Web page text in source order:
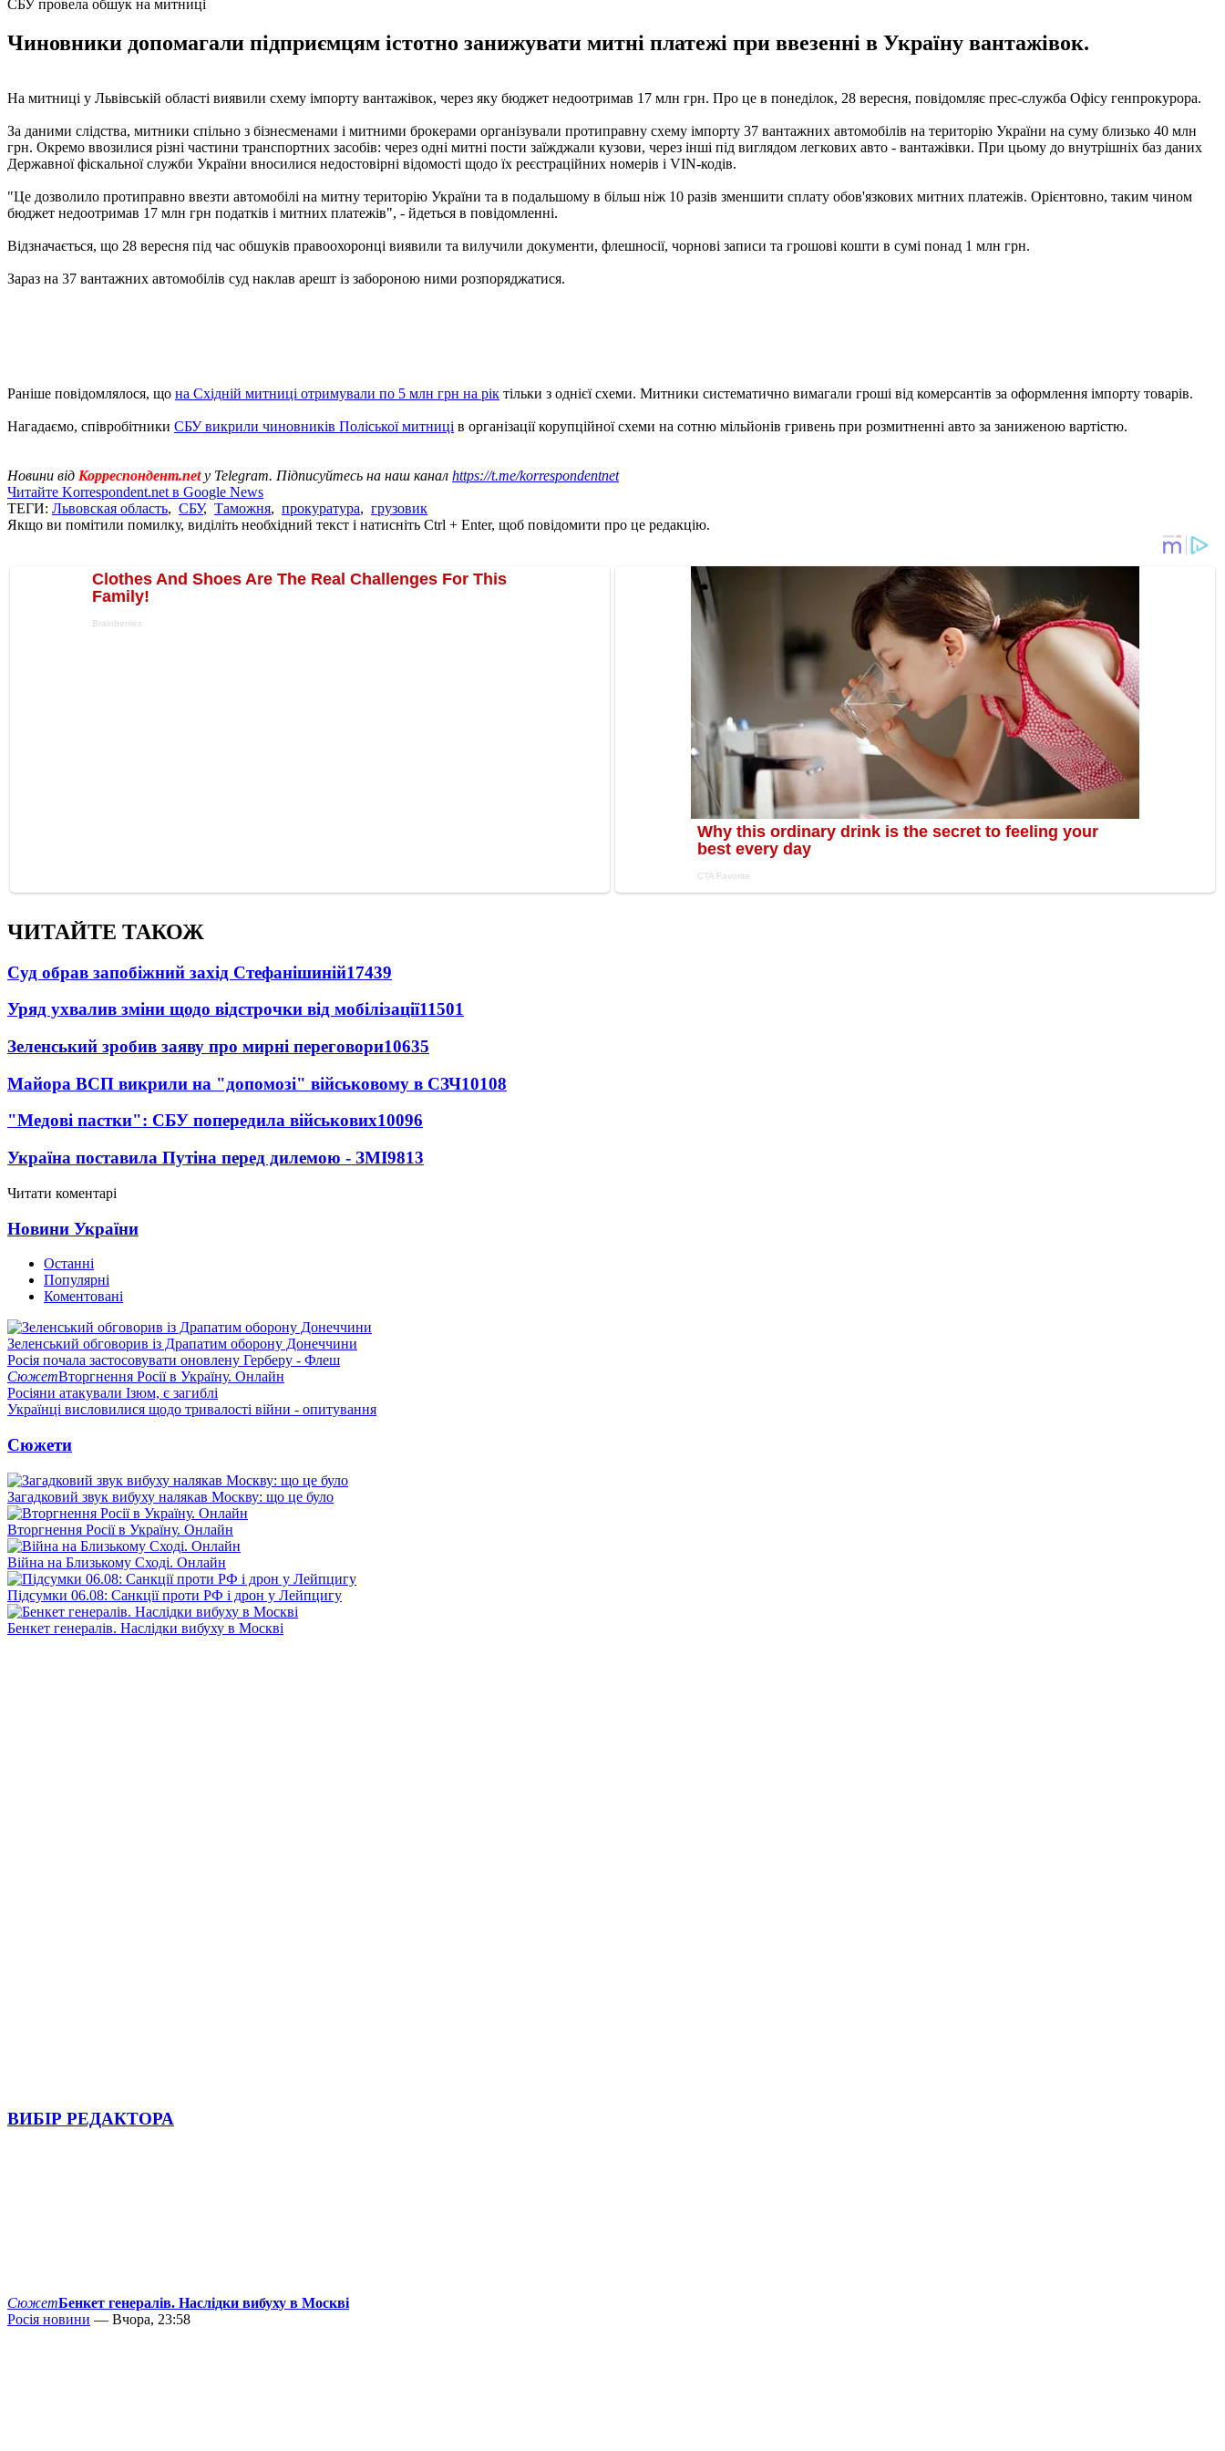
СБУ провела обшук на митниці
Чиновники допомагали підприємцям істотно занижувати митні платежі при ввезенні в Україну вантажівок.
На митниці у Львівській області виявили схему імпорту вантажівок, через яку бюджет недоотримав 17 млн ​​грн. Про це в понеділок, 28 вересня, повідомляє прес-служба Офісу генпрокурора.
За даними слідства, митники спільно з бізнесменами і митними брокерами організували протиправну схему імпорту 37 вантажних автомобілів на територію України на суму близько 40 млн
грн. Окремо ввозилися різні частини транспортних засобів: через одні митні пости заїжджали кузови, через інші під виглядом легкових авто - вантажівки. При цьому до внутрішніх баз даних
Державної фіскальної служби України вносилися недостовірні відомості щодо їх реєстраційних номерів і VIN-кодів.
"Це дозволило протиправно ввезти автомобілі на митну територію України та в подальшому в більш ніж 10 разів зменшити сплату обов'язкових митних платежів. Орієнтовно, таким чином
бюджет недоотримав 17 млн ​​грн податків і митних платежів", - йдеться в повідомленні.
Відзначається, що 28 вересня під час обшуків правоохоронці виявили та вилучили документи, флешносії, чорнові записи та грошові кошти в сумі понад 1 млн грн.
Зараз на 37 вантажних автомобілів суд наклав арешт із забороною ними розпоряджатися.
Раніше повідомлялося, що на Східній митниці отримували по 5 млн грн на рік тільки з однієї схеми. Митники систематично вимагали гроші від комерсантів за оформлення імпорту товарів.
Нагадаємо, співробітники СБУ викрили чиновників Поліської митниці в організації корупційної схеми на сотню мільйонів гривень при розмитненні авто за заниженою вартістю.
Новини від Корреспондент.netу Telegram. Підписуйтесь на наш канал https://t.me/korrespondentnet
Читайте Korrespondent.net в Google News
ТЕГИ: Львовская область, СБУ, Таможня, прокуратура, грузовик
Якщо ви помітили помилку, виділіть необхідний текст і натисніть Ctrl + Enter, щоб повідомити про це редакцію.
ЧИТАЙТЕ ТАКОЖ
Суд обрав запобіжний захід Стефанішиній17439
Уряд ухвалив зміни щодо відстрочки від мобілізації11501
Зеленський зробив заяву про мирні переговори10635
Майора ВСП викрили на "допомозі" військовому в СЗЧ10108
"Медові пастки": СБУ попередила військових10096
Україна поставила Путіна перед дилемою - ЗМІ9813
Читати коментарі
Новини України
Останні
Популярні
Коментовані
Зеленський обговорив із Драпатим оборону Донеччини
Росія почала застосовувати оновлену Герберу - Флеш
СюжетВторгнення Росії в Україну. Онлайн
Росіяни атакували Ізюм, є загиблі
Українці висловилися щодо тривалості війни - опитування
Сюжети
Загадковий звук вибуху налякав Москву: що це було
Вторгнення Росії в Україну. Онлайн
Війна на Близькому Сході. Онлайн
Підсумки 06.08: Санкції проти РФ і дрон у Лейпцигу
Бенкет генералів. Наслідки вибуху в Москві
ВИБІР РЕДАКТОРА
СюжетБенкет генералів. Наслідки вибуху в Москві
Росія новини — Вчора, 23:58